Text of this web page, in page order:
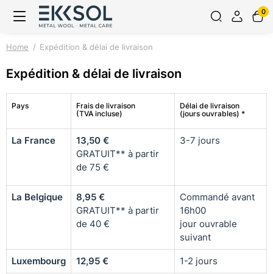
0
Home Expédition & délai de livraison
Expédition & délai de livraison
Pays
Frais de livraison
(TVA incluse)
Délai de livraison
(jours ouvrables) *
La France 13,50 €
GRATUIT** à partir
de 75 €
3-7 jours
La Belgique 8,95 €
GRATUIT** à partir
de 40 €
Commandé avant
16h00
jour ouvrable
suivant
Luxembourg 12,95 € 1-2 jours